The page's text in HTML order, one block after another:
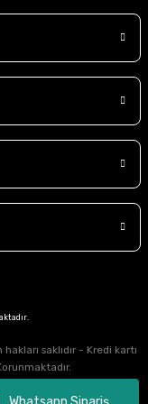
hakları saklıdır - Kredi kartı